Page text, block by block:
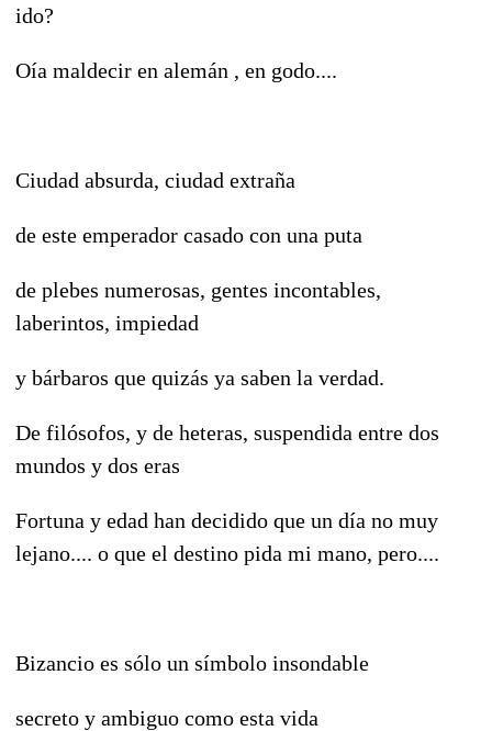
ido?
Oía maldecir en alemán , en godo....
Ciudad absurda, ciudad extraña
de este emperador casado con una puta
de plebes numerosas, gentes incontables,
laberintos, impiedad
y bárbaros que quizás ya saben la verdad.
De filósofos, y de heteras, suspendida entre dos
mundos y dos eras
Fortuna y edad han decidido que un día no muy
lejano.... o que el destino pida mi mano, pero....
Bizancio es sólo un símbolo insondable
secreto y ambiguo como esta vida